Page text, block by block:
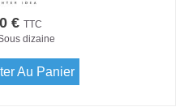
€ TTC
dizaine
Au Panier